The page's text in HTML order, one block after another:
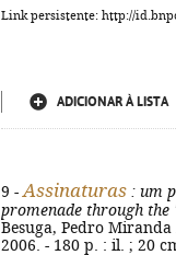
Link persistente: http://
ADICIONAR À LISTA
9 - Assinaturas : um
promenade through the
Besuga, Pedro
2006. - 180 p. : il. ; 20